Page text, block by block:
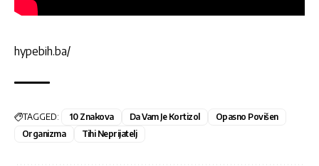
hypebih.ba/
TAGGED: 10 Znakova Da Vam Je Kortizol
Opasno Povišen
Organizma
Tihi Neprijatelj